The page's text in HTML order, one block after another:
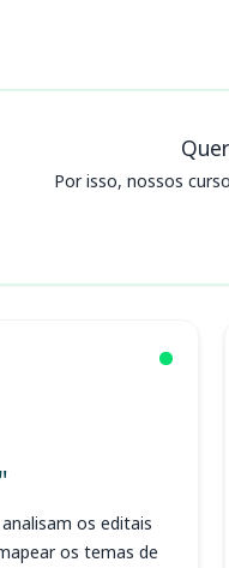
Por isso, nossos
analisam os editais
os temas de